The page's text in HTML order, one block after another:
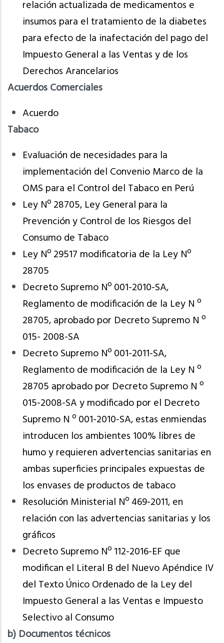
relación actualizada de medicamentos e
insumos para el tratamiento de la diabetes
para efecto de la inafectación del pago del
Impuesto General a las Ventas y de los
Derechos Arancelarios
Acuerdos Comerciales
Acuerdo
Tabaco
Evaluación de necesidades para la
implementación del Convenio Marco de la
OMS para el Control del Tabaco en Perú
Ley Nº 28705, Ley General para la
Prevención y Control de los Riesgos del
Consumo de Tabaco
Ley Nº 29517 modificatoria de la Ley Nº
28705
Decreto Supremo Nº 001-2010-SA,
Reglamento de modificación de la Ley N º
28705, aprobado por Decreto Supremo N º
015- 2008-SA
Decreto Supremo Nº 001-2011-SA,
Reglamento de modificación de la Ley N º
28705 aprobado por Decreto Supremo N º
015-2008-SA y modificado por el Decreto
Supremo N º 001-2010-SA, estas enmiendas
introducen los ambientes 100% libres de
humo y requieren advertencias sanitarias en
ambas superficies principales expuestas de
los envases de productos de tabaco
Resolución Ministerial Nº 469-2011, en
relación con las advertencias sanitarias y los
gráficos
Decreto Supremo Nº 112-2016-EF que
modifican el Literal B del Nuevo Apéndice IV
del Texto Único Ordenado de la Ley del
Impuesto General a las Ventas e Impuesto
Selectivo al Consumo
b) Documentos técnicos